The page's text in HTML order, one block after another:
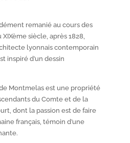
remanié au cours des
èmesiècle, après 1828,
lyonnais contemporain
inspiré d’un dessin
Montmelas est une propriété
du Comte et de la
dont la passion est de faire
français, témoin d’une